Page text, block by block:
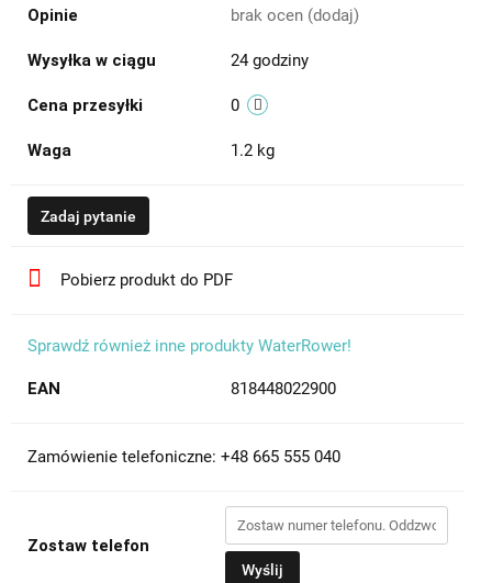
Opinie brak ocen (dodaj)
Wysyłka w ciągu 24 godziny
Cena przesyłki 0
Waga 1.2 kg
Zadaj pytanie
Pobierz produkt do PDF
Sprawdź również inne produkty WaterRower!
EAN 818448022900
Zamówienie telefoniczne: +48 665 555 040
Zostaw telefon
Wyślij